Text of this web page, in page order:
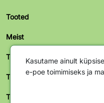
Tooted
Meist
Teie konto
Tallinn kontor-ladu
Tartu kontor-ladu
Kasutame ainult
e-poe toimimiseks ja